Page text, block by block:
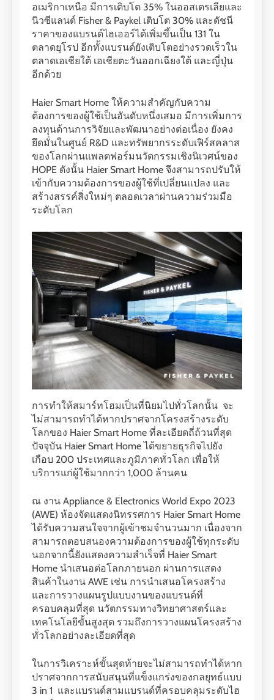
อเมริกาเหนือ มีการเติบโต 35% ในออสเตรเลียและ
นิวซีแลนด์ Fisher & Paykel เติบโต 30% และดัชนี
ราคาของแบรนด์ไฮเออร์ได้เพิ่มขึ้นเป็น 131 ใน
ตลาดยุโรป อีกทั้งแบรนด์ยังเติบโตอย่างรวดเร็วใน
ตลาดเอเชียใต้ เอเชียตะวันออกเฉียงใต้ และญี่ปุ่น
อีกด้วย
Haier Smart Home ให้ความสำคัญกับความ
ต้องการของผู้ใช้เป็นอันดับหนึ่งเสมอ มีการเพิ่มการ
ลงทุนด้านการวิจัยและพัฒนาอย่างต่อเนื่อง ยังคง
ยึดมั่นในศูนย์ R&D และทรัพยากรระดับเฟิร์สคลาส
ของโลกผ่านแพลตฟอร์มนวัตกรรมเชิงนิเวศน์ของ
HOPE ดังนั้น Haier Smart Home จึงสามารถปรับให้
เข้ากับความต้องการของผู้ใช้ที่เปลี่ยนแปลง และ
สร้างสรรค์สิ่งใหม่ๆ ตลอดเวลาผ่านความร่วมมือ
ระดับโลก
การทำให้สมาร์ทโฮมเป็นที่นิยมไปทั่วโลกนั้น จะ
ไม่สามารถทำได้หากปราศจากโครงสร้างระดับ
โลกของ Haier Smart Home ที่ละเอียดถี่ถ้วนที่สุด
ปัจจุบัน Haier Smart Home ได้ขยายธุรกิจไปยัง
เกือบ 200 ประเทศและภูมิภาคทั่วโลก เพื่อให้
บริการแก่ผู้ใช้มากกว่า 1,000 ล้านคน
ณ งาน Appliance & Electronics World Expo 2023
(AWE) ห้องจัดแสดงนิทรรศการ Haier Smart Home
ได้รับความสนใจจากผู้เข้าชมจำนวนมาก เนื่องจาก
สามารถตอบสนองความต้องการของผู้ใช้ทุกระดับ
นอกจากนี้ยังแสดงความสำเร็จที่ Haier Smart
Home นำเสนอต่อโลกภายนอก ผ่านการแสดง
สินค้าในงาน AWE เช่น การนำเสนอโครงสร้าง
และการวางแผนรูปแบบงานของแบรนด์ที่
ครอบคลุมที่สุด นวัตกรรมทางวิทยาศาสตร์และ
เทคโนโลยีขั้นสูงสุด รวมถึงการวางแผนโครงสร้าง
ทั่วโลกอย่างละเอียดที่สุด
ในการวิเคราะห์ขั้นสุดท้ายจะไม่สามารถทำได้หาก
ปราศจากการสนับสนุนที่แข็งแกร่งของกลยุทธ์แบบ
3 in 1 และแบรนด์สามแบรนด์ที่ครอบคลุมระดับไฮ